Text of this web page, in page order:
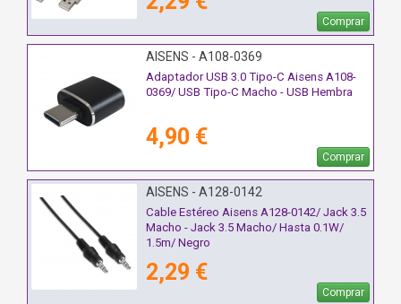
Comprar
AISENS - A108-0369
Adaptador USB 3.0 Tipo-C Aisens A108-
0369/ USB Tipo-C Macho - USB Hembra
4,90 €
Comprar
AISENS - A128-0142
Cable Estéreo Aisens A128-0142/ Jack 3.5
Macho - Jack 3.5 Macho/ Hasta 0.1W/
1.5m/ Negro
2,29 €
Comprar